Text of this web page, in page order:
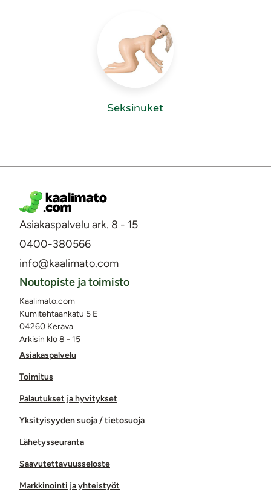
Seksinuket
Asiakaspalvelu ark. 8 - 15
0400-380566
info@kaalimato.com
Asiakaspalvelu
Toimitus
Palautukset ja hyvitykset
Yksityisyyden suoja / tietosuoja
Lähetysseuranta
Saavutettavuusseloste
Markkinointi ja yhteistyöt
Noutopiste ja toimisto
Kaalimato.com
Kumitehtaankatu 5 E
04260 Kerava
Arkisin klo 8 - 15